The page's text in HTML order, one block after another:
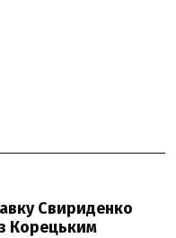
Свириденко
Корецьким